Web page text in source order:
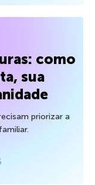
como
sua
priorizar a